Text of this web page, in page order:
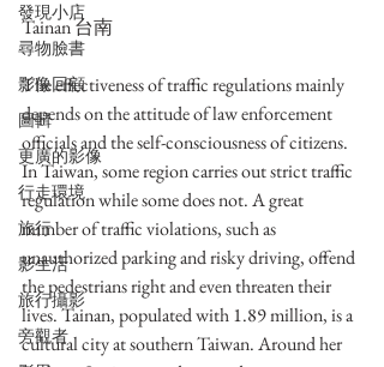
發現小店
尋物臉書
影像回顧
圖輯
更廣的影像
行走環境
旅行
影生活
旅行攝影
旁觀者
Tainan 台南
The effectiveness of traffic regulations mainly
depends on the attitude of law enforcement
officials and the self-consciousness of citizens.
In Taiwan, some region carries out strict traffic
regulation while some does not. A great
number of traffic violations, such as
unauthorized parking and risky driving, offend
the pedestrians right and even threaten their
lives. Tainan, populated with 1.89 million, is a
cultural city at southern Taiwan. Around her